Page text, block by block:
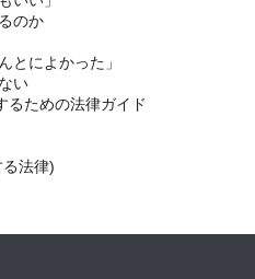
のか
によかった」
い
るための法律ガイド
法律)